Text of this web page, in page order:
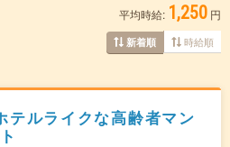
平均時給: 1,250 円
新着順 時給順
テルライクな高齢者マン